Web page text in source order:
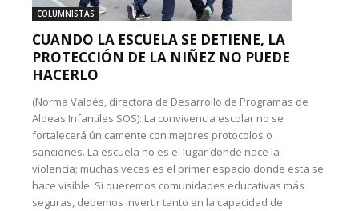
COLUMNISTAS
CUANDO LA ESCUELA SE DETIENE, LA
PROTECCIÓN DE LA NIÑEZ NO PUEDE
HACERLO
(Norma Valdés, directora de Desarrollo de Programas de
Aldeas Infantiles SOS): La convivencia escolar no se
fortalecerá únicamente con mejores protocolos o
sanciones. La escuela no es el lugar donde nace la
violencia; muchas veces es el primer espacio donde esta se
hace visible. Si queremos comunidades educativas más
seguras, debemos invertir tanto en la capacidad de